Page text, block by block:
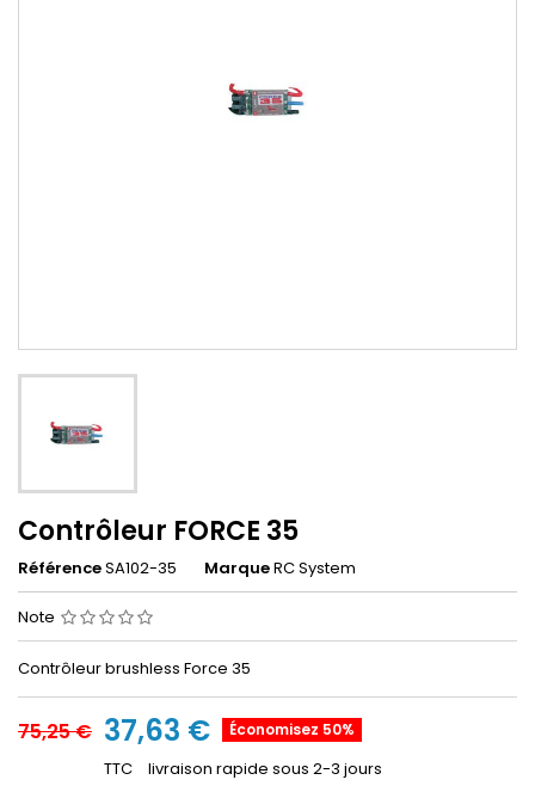
Contrôleur FORCE 35
RéférenceSA102-35 MarqueRC System
Note
Contrôleur brushless Force 35
75,25 € 37,63 € Économisez 50%
TTC livraison rapide sous 2-3 jours